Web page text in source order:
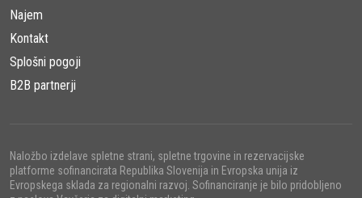
Najem
Kontakt
Splošni pogoji
B2B partnerji
Naložbo izdelave spletne strani, spletne trgovine in rezervacijske
platforme sofinancirata Republika Slovenija in Evropska unija iz
Evropskega sklada za regionalni razvoj. Sofinanciranje je bilo pridobljeno